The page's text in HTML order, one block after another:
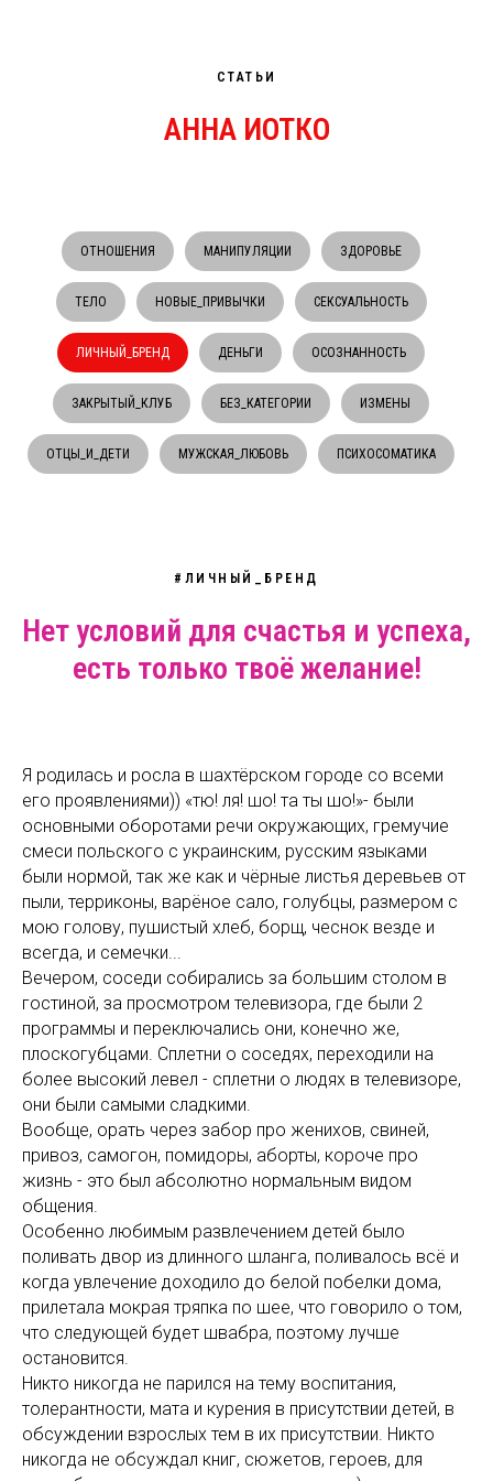
СТАТЬИ
АННА ИОТКО
ОТНОШЕНИЯ МАНИПУЛЯЦИИ ЗДОРОВЬЕ
ТЕЛО НОВЫЕ_ПРИВЫЧКИ СЕКСУАЛЬНОСТЬ
ЛИЧНЫЙ_БРЕНД ДЕНЬГИ ОСОЗНАННОСТЬ
ЗАКРЫТЫЙ_КЛУБ БЕЗ_КАТЕГОРИИ ИЗМЕНЫ
ОТЦЫ_И_ДЕТИ МУЖСКАЯ_ЛЮБОВЬ ПСИХОСОМАТИКА
#ЛИЧНЫЙ_БРЕНД
Нет условий для счастья и успеха,
есть только твоё желание!
Я родилась и росла в шахтёрском городе со всеми
его проявлениями)) «тю! ля! шо! та ты шо!»- были
основными оборотами речи окружающих, гремучие
смеси польского с украинским, русским языками
были нормой, так же как и чёрные листья деревьев от
пыли, терриконы, варёное сало, голубцы, размером с
мою голову, пушистый хлеб, борщ, чеснок везде и
всегда, и семечки...
Вечером, соседи собирались за большим столом в
гостиной, за просмотром телевизора, где были 2
программы и переключались они, конечно же,
плоскогубцами. Сплетни о соседях, переходили на
более высокий левел - сплетни о людях в телевизоре,
они были самыми сладкими.
Вообще, орать через забор про женихов, свиней,
привоз, самогон, помидоры, аборты, короче про
жизнь - это был абсолютно нормальным видом
общения.
Особенно любимым развлечением детей было
поливать двор из длинного шланга, поливалось всё и
когда увлечение доходило до белой побелки дома,
прилетала мокрая тряпка по шее, что говорило о том,
что следующей будет швабра, поэтому лучше
остановится.
Никто никогда не парился на тему воспитания,
толерантности, мата и курения в присутствии детей, в
обсуждении взрослых тем в их присутствии. Никто
никогда не обсуждал книг, сюжетов, героев, для